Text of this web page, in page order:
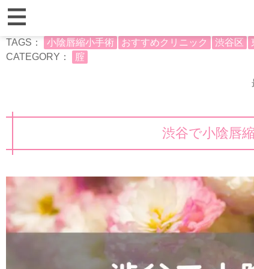
TAGS： 小陰唇縮小手術 おすすめクリニック 渋谷区
CATEGORY：
腟
渋谷で小陰唇